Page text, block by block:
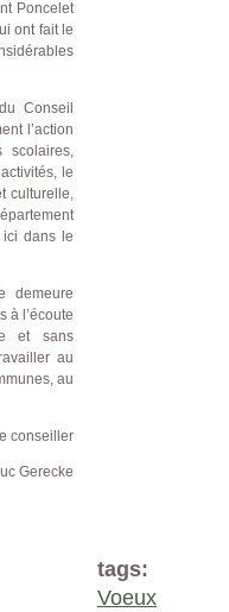
Poncelet
ont fait le
Conseil
l’action
scolaires,
le
culturelle,
dans le
demeure
à l’écoute
et sans
au
au
conseiller
Gerecke
tags:
Voeux